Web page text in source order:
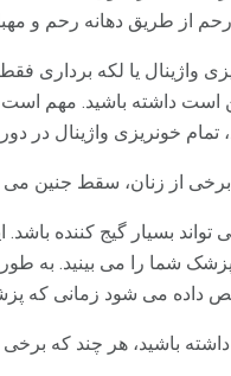
از طریق دهانه رحم و
واژینال یا لکه برداری
داشته باشید. مهم است
تمام خونریزی واژینال در
از زنان، سقط جنین می
تواند بسیار گیج کننده
داده می شود زمانی که
باشید، هر چند که برخی